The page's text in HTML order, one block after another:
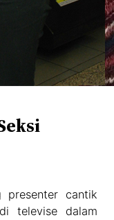
presenter cantik
televise dalam